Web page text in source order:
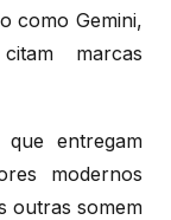
como Gemini,
marcas
entregam
modernos
outras somem